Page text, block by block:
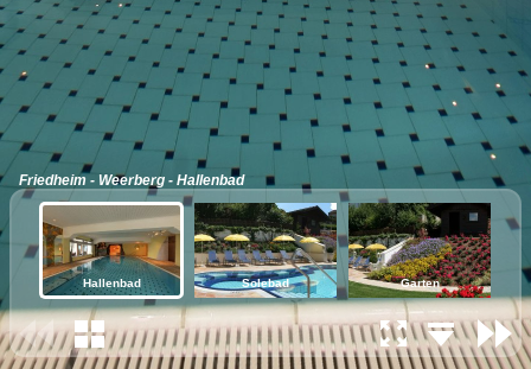
Friedheim - Weerberg - Hallenbad
Hallenbad Solebad Garten